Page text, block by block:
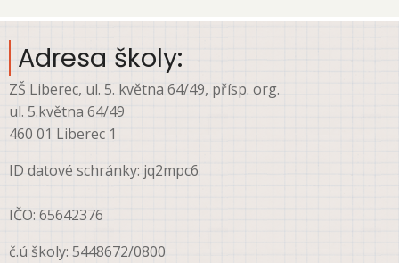
menu
Adresa školy:
ZŠ Liberec, ul. 5. května 64/49, přísp. org.
ul. 5.května 64/49
460 01 Liberec 1
ID datové schránky: jq2mpc6
IČO: 65642376
č.ú školy: 5448672/0800